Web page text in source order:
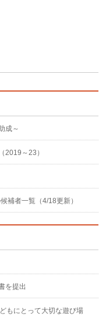
成～
2019～23）
補者一覧（4/18更新）
を提出
もにとって大切な遊び場